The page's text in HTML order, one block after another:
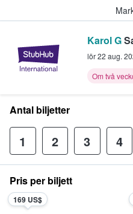
StubHub
Karol G
lör 22 aug.
Om två
Antal biljetter
1 2 3 4
Pris per biljett
169 US$